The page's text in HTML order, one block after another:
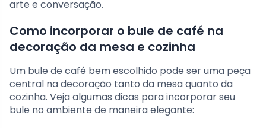
arte e conversação.
Como incorporar o bule de café na
decoração da mesa e cozinha
Um bule de café bem escolhido pode ser uma peça
central na decoração tanto da mesa quanto da
cozinha. Veja algumas dicas para incorporar seu
bule no ambiente de maneira elegante: